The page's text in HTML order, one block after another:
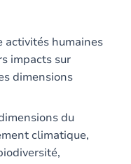
activités humaines
impacts sur
dimensions
du
climatique,